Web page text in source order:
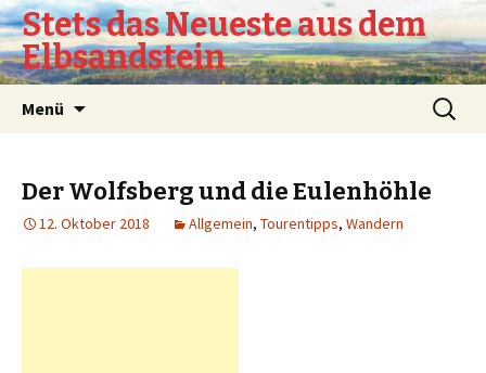
Stets das Neueste aus dem
Elbsandstein
Menü
Suchen
nach:
Der Wolfsberg und die Eulenhöhle
12. Oktober 2018 Allgemein, Tourentipps, Wandern